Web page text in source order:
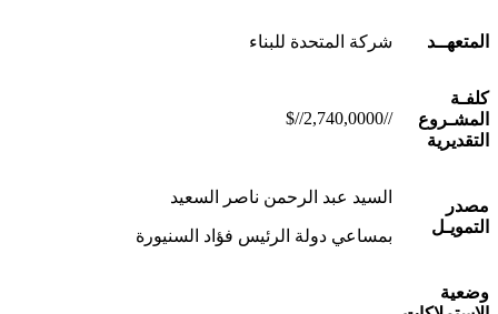
المتعهــد شركة المتحدة للبناء
كلفـة
المشـروع
التقديرية
//2,740,0000//$
مصدر
التمويـل
السيد عبد الرحمن ناصر السعيد
بمساعي دولة الرئيس فؤاد السنيورة
وضعية